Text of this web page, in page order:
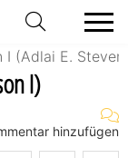
I (Adlai E.
I)
hinzufügen